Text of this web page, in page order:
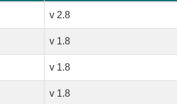
v 2.8
v 1.8
v 1.8
v 1.8